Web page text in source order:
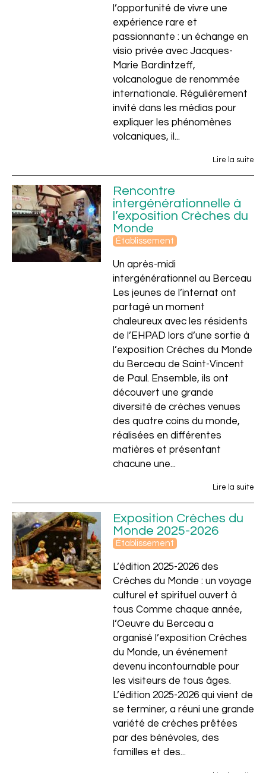
l’opportunité de vivre une
expérience rare et
passionnante : un échange en
visio privée avec Jacques-
Marie Bardintzeff,
volcanologue de renommée
internationale. Régulièrement
invité dans les médias pour
expliquer les phénomènes
volcaniques, il...
Lire la suite
Rencontre
intergénérationnelle à
l’exposition Crèches du
Monde
Établissement
Un après-midi
intergénérationnel au Berceau
Les jeunes de l’internat ont
partagé un moment
chaleureux avec les résidents
de l’EHPAD lors d’une sortie à
l’exposition Crèches du Monde
du Berceau de Saint-Vincent
de Paul. Ensemble, ils ont
découvert une grande
diversité de crèches venues
des quatre coins du monde,
réalisées en différentes
matières et présentant
chacune une...
Lire la suite
Exposition Crèches du
Monde 2025-2026
Établissement
L’édition 2025-2026 des
Crèches du Monde : un voyage
culturel et spirituel ouvert à
tous Comme chaque année,
l’Oeuvre du Berceau a
organisé l’exposition Crèches
du Monde, un événement
devenu incontournable pour
les visiteurs de tous âges.
L’édition 2025-2026 qui vient de
se terminer, a réuni une grande
variété de crèches prêtées
par des bénévoles, des
familles et des...